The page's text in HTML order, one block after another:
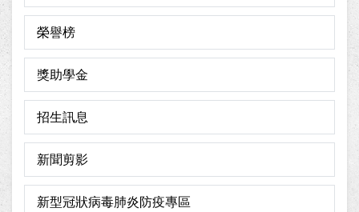
榮譽榜
獎助學金
招生訊息
新聞剪影
新型冠狀病毒肺炎防疫專區